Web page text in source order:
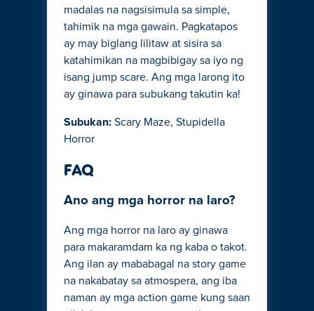
madalas na nagsisimula sa simple,
tahimik na mga gawain. Pagkatapos
ay may biglang lilitaw at sisira sa
katahimikan na magbibigay sa iyo ng
isang jump scare. Ang mga larong ito
ay ginawa para subukang takutin ka!
Subukan: Scary Maze, Stupidella
Horror
FAQ
Ano ang mga horror na laro?
Ang mga horror na laro ay ginawa
para makaramdam ka ng kaba o takot.
Ang ilan ay mababagal na story game
na nakabatay sa atmospera, ang iba
naman ay mga action game kung saan